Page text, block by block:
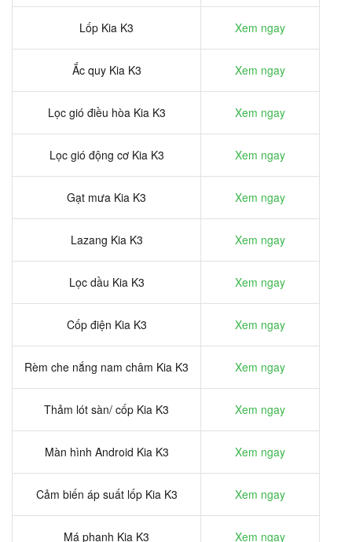
Lốp Kia K3 Xem ngay
Ắc quy Kia K3 Xem ngay
Lọc gió điều hòa Kia K3 Xem ngay
Lọc gió động cơ Kia K3 Xem ngay
Gạt mưa Kia K3 Xem ngay
Lazang Kia K3 Xem ngay
Lọc dầu Kia K3 Xem ngay
Cốp điện Kia K3 Xem ngay
Rèm che nắng nam châm Kia K3 Xem ngay
Thảm lót sàn/ cốp Kia K3 Xem ngay
Màn hình Android Kia K3 Xem ngay
Cảm biến áp suất lốp Kia K3 Xem ngay
Má phanh Kia K3 Xem ngay